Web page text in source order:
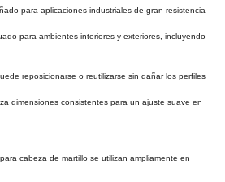
para aplicaciones industriales de gran resistencia
para ambientes interiores y exteriores, incluyendo
reposicionarse o reutilizarse sin dañar los perfiles
dimensiones consistentes para un ajuste suave en
cabeza de martillo se utilizan ampliamente en